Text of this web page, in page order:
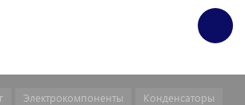
Электрокомпоненты Конденсаторы